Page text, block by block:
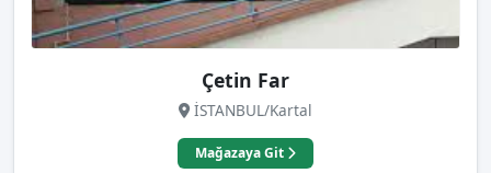
Çetin Far
İSTANBUL/Kartal
Mağazaya Git